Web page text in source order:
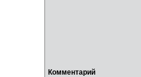
Комментарий